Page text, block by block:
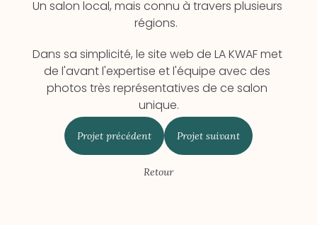
Un salon local, mais connu à travers plusieurs
régions.
Dans sa simplicité, le site web de LA KWAF met
de l'avant l'expertise et l'équipe avec des
photos très représentatives de ce salon
unique.
Projet précédent Projet suivant
Retour